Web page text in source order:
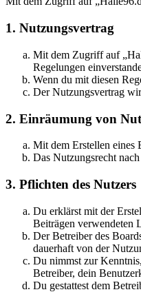
1. Nutzungsvertrag
Mit dem Zugriff auf
Regelungen
Wenn du mit diesen
Der Nutzungsvertrag
2. Einräumung von
Mit dem Erstellen eines
Das Nutzungsrecht
3. Pflichten des Nutzers
Du erklärst mit der
Beiträgen verwendeten
Der Betreiber des
dauerhaft von der
Du nimmst zur
Betreiber, dein
Du gestattest dem